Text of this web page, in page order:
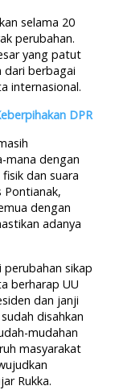
selama 20
perubahan.
yang patut
dari berbagai
internasional.
DPR
mana dengan
dan suara
Pontianak,
dengan
adanya
perubahan sikap
berharap UU
dan janji
disahkan
mudahan
masyarakat
Rukka.